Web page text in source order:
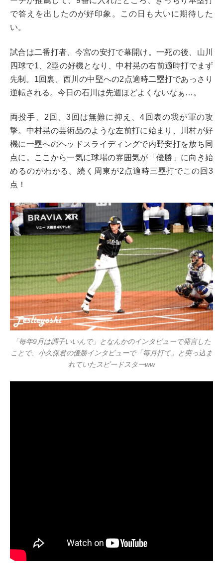
で答えを出したのが好印象。この日も大いに期待した
い。
試合は二番打者、今宮の安打で幕開け。一死の後、山川
四球で1、2塁の好機となり、中村晃の右前適時打でまず
先制。1回裏、西川の中堅への2点適時二塁打であっさり
逆転される。今日の石川は先週ほどよくないなぁ…。
両投手、2回、3回は無難に抑え、4回表の我が軍の攻
撃。中村晃の芸術品のような左前打に始まり、川村が好
機に一塁へのヘッドスライディングで内野安打を放ち同
点に。ここから一気に球場の雰囲気が「優勝」に向き始
めるのがわかる。続く周東が2点適時三塁打でこの回3
点！
「毎年9月は調子いいんで」となんかのインタビューで発言した
ことで、小久保君の優勝インタビューで「毎月打て」と突っ込ま
れていたスピードスターww